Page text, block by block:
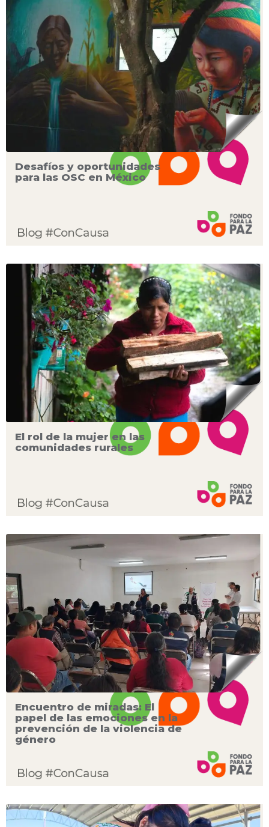
Desafíos y oportunidades
para las OSC en México
El rol de la mujer en las
comunidades rurales
Encuentro de miradas: El
papel de las emociones en la
prevención de la violencia de
género